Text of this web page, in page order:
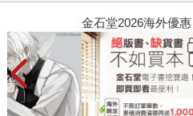
金石堂2026海外優惠：電子書